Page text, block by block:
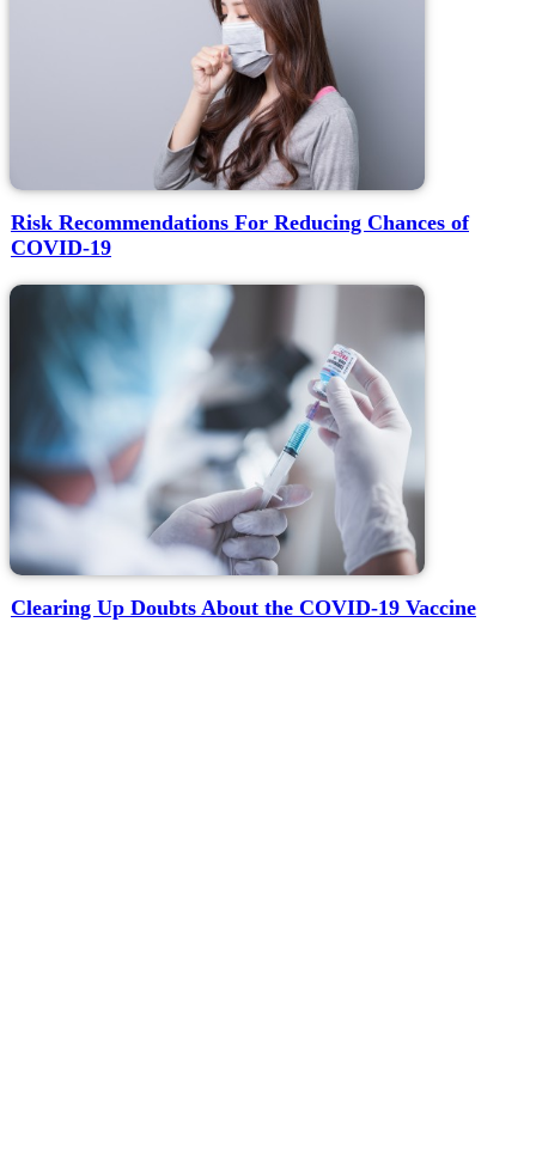
Risk Recommendations For Reducing Chances of
COVID-19
Clearing Up Doubts About the COVID-19 Vaccine